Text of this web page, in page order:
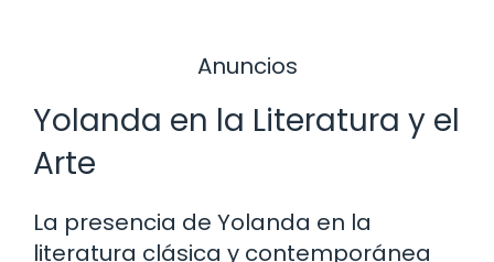
Anuncios
Yolanda en la Literatura y el
Arte
La presencia de Yolanda en la
literatura clásica y contemporánea